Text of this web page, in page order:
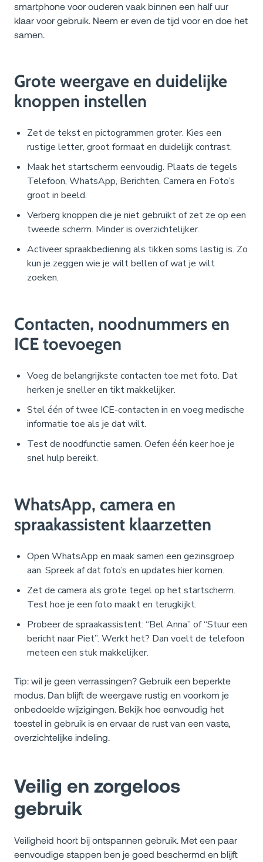
smartphone voor ouderen vaak binnen een half uur
klaar voor gebruik. Neem er even de tijd voor en doe het
samen.
Grote weergave en duidelijke
knoppen instellen
Zet de tekst en pictogrammen groter. Kies een
rustige letter, groot formaat en duidelijk contrast.
Maak het startscherm eenvoudig. Plaats de tegels
Telefoon, WhatsApp, Berichten, Camera en Foto’s
groot in beeld.
Verberg knoppen die je niet gebruikt of zet ze op een
tweede scherm. Minder is overzichtelijker.
Activeer spraakbediening als tikken soms lastig is. Zo
kun je zeggen wie je wilt bellen of wat je wilt
zoeken.
Contacten, noodnummers en
ICE toevoegen
Voeg de belangrijkste contacten toe met foto. Dat
herken je sneller en tikt makkelijker.
Stel één of twee ICE-contacten in en voeg medische
informatie toe als je dat wilt.
Test de noodfunctie samen. Oefen één keer hoe je
snel hulp bereikt.
WhatsApp, camera en
spraakassistent klaarzetten
Open WhatsApp en maak samen een gezinsgroep
aan. Spreek af dat foto’s en updates hier komen.
Zet de camera als grote tegel op het startscherm.
Test hoe je een foto maakt en terugkijkt.
Probeer de spraakassistent: “Bel Anna” of “Stuur een
bericht naar Piet”. Werkt het? Dan voelt de telefoon
meteen een stuk makkelijker.
Tip: wil je geen verrassingen? Gebruik een beperkte
modus. Dan blijft de weergave rustig en voorkom je
onbedoelde wijzigingen. Bekijk hoe eenvoudig het
toestel in gebruik is en ervaar de rust van een vaste,
overzichtelijke indeling.
Veilig en zorgeloos
gebruik
Veiligheid hoort bij ontspannen gebruik. Met een paar
eenvoudige stappen ben je goed beschermd en blijft